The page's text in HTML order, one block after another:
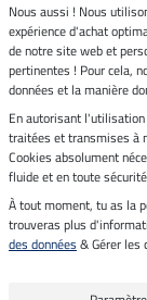
Boutique
neutre
Livraison par
Paiement sécurisé
Nous aussi ! Nous
expérience d'achat
de notre site web et
pertinentes ! Pour cela,
données et la manière
En autorisant
traitées et transmises à
Cookies absolument
fluide et en toute
À tout moment, tu as la
trouveras plus
des données & Gérer les